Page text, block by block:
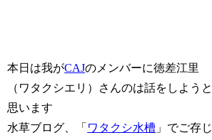
本日は我がCAJのメンバーに徳差江里
（ワタクシエリ）さんのは話をしようと
思います
水草ブログ、「 ワタクシ水槽 」でご存じ